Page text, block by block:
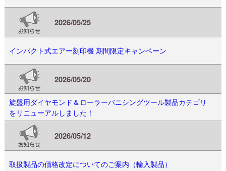
2026/05/25
インパクト式エアー刻印機 期間限定キャンペーン
2026/05/20
旋盤用ダイヤモンド＆ローラーバニシングツール製品カテゴリ
をリニューアルしました！
2026/05/12
取扱製品の価格改定についてのご案内（輸入製品）